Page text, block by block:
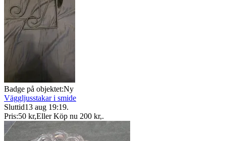
Badge på objektet:Ny
Väggljusstakar i smide
Sluttid13 aug 19:19.
Pris:50 kr,Eller Köp nu 200 kr,.